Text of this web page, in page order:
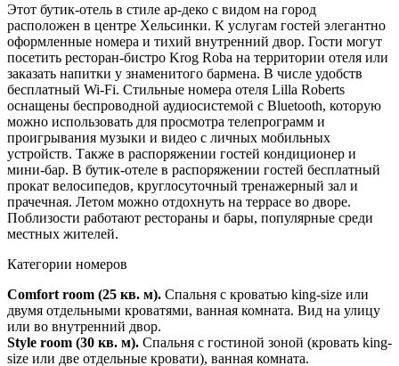
Этот бутик-отель в стиле ар-деко с видом на город
расположен в центре Хельсинки. К услугам гостей элегантно
оформленные номера и тихий внутренний двор. Гости могут
посетить ресторан-бистро Krog Roba на территории отеля или
заказать напитки у знаменитого бармена. В числе удобств
бесплатный Wi-Fi. Стильные номера отеля Lilla Roberts
оснащены беспроводной аудиосистемой с Bluetooth, которую
можно использовать для просмотра телепрограмм и
проигрывания музыки и видео с личных мобильных
устройств. Также в распоряжении гостей кондиционер и
мини-бар. В бутик-отеле в распоряжении гостей бесплатный
прокат велосипедов, круглосуточный тренажерный зал и
прачечная. Летом можно отдохнуть на террасе во дворе.
Поблизости работают рестораны и бары, популярные среди
местных жителей.
Категории номеров
Comfort room (25 кв. м). Спальня с кроватью king-size или
двумя отдельными кроватями, ванная комната. Вид на улицу
или во внутренний двор.
Style room (30 кв. м). Спальня с гостиной зоной (кровать king-
size или две отдельные кровати), ванная комната.